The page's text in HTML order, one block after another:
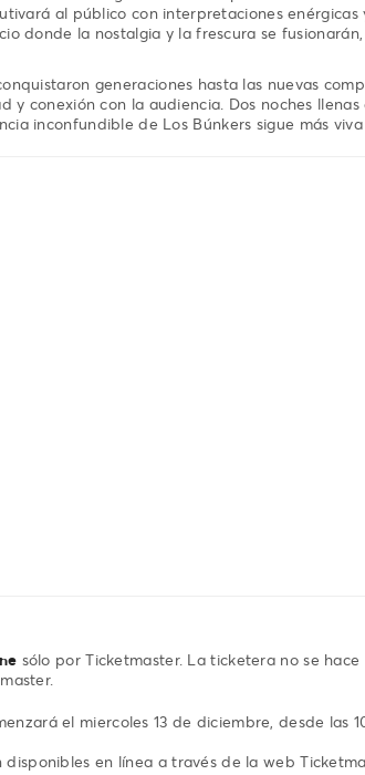
al público con interpretaciones enérgicas
donde la nostalgia y la frescura se
generaciones hasta las nuevas
y conexión con la audiencia. Dos noches
inconfundible de Los Búnkers sigue más
sólo por Ticketmaster. La ticketera no se
el miercoles 13 de diciembre, desde las
disponibles en línea a través de la web